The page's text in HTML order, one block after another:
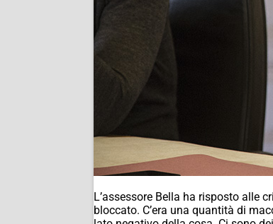
L’assessore Bella ha risposto alle
bloccato. C’era una quantità di